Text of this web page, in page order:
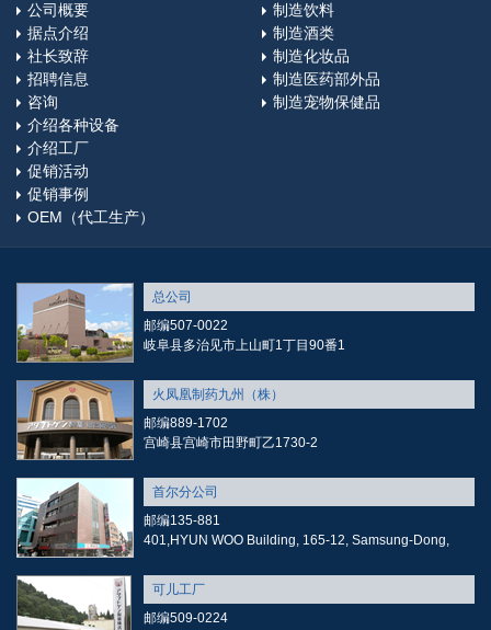
公司概要
据点介绍
社长致辞
招聘信息
咨询
制造饮料
制造酒类
制造化妆品
制造医药部外品
制造宠物保健品
介绍各种设备
介绍工厂
促销活动
促销事例
OEM（代工生产）
总公司
邮编507-0022
岐阜县多治见市上山町1丁目90番1
火凤凰制药九州（株）
邮编889-1702
宫崎县宫崎市田野町乙1730-2
首尔分公司
邮编135-881
401,HYUN WOO Building, 165-12, Samsung-Dong,
可儿工厂
邮编509-0224